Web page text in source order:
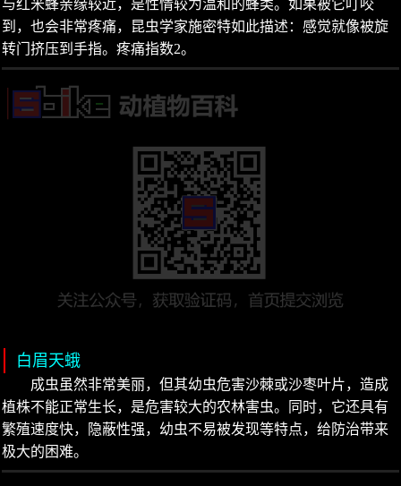
与红米蜂亲缘较近，是性情较为温和的蜂类。如果被它叮咬
到，也会非常疼痛，昆虫学家施密特如此描述：感觉就像被旋
转门挤压到手指。疼痛指数2。
白眉天蛾
成虫虽然非常美丽，但其幼虫危害沙棘或沙枣叶片，造成
植株不能正常生长，是危害较大的农林害虫。同时，它还具有
繁殖速度快，隐蔽性强，幼虫不易被发现等特点，给防治带来
极大的困难。